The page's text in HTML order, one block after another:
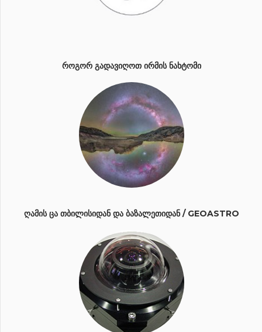
ᲠᲝᲒᲝᲠ ᲒᲐᲓᲐᲕᲘᲦᲝᲗ ᲘᲠᲛᲘᲡ ᲜᲐᲮᲢᲝᲛᲘ
ᲦᲐᲛᲘᲡ ᲪᲐ ᲗᲑᲘᲚᲘᲡᲘᲓᲐᲜ ᲓᲐ ᲑᲐᲖᲐᲚᲔᲗᲘᲓᲐᲜ / GEOASTRO